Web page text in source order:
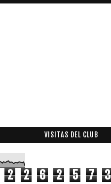
VISITAS DEL CLUB
2 2 6 2 5 7 3